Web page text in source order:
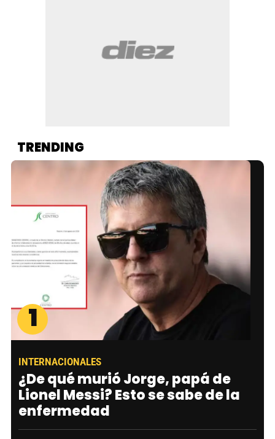
TRENDING
1
INTERNACIONALES
¿De qué murió Jorge, papá de
Lionel Messi? Esto se sabe de la
enfermedad